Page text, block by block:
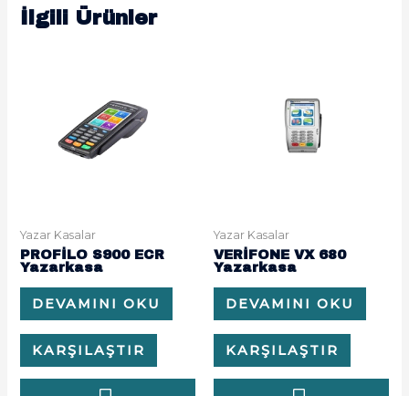
İlgili Ürünler
Yazar Kasalar
PROFİLO S900 ECR
Yazarkasa
DEVAMINI OKU
KARŞILAŞTIR
Yazar Kasalar
VERİFONE VX 680
Yazarkasa
DEVAMINI OKU
KARŞILAŞTIR